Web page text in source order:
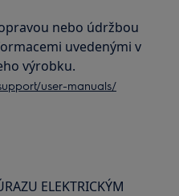
nebo údržbou
uvedenými v
výrobku.
user-manuals/
ELEKTRICKÝM